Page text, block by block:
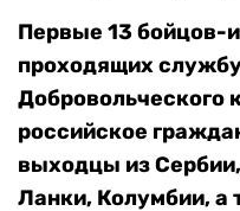
Первые 13 бойцов-
проходящих
Добровольческого
российское
выходцы из
Ланки, Колумбии, а